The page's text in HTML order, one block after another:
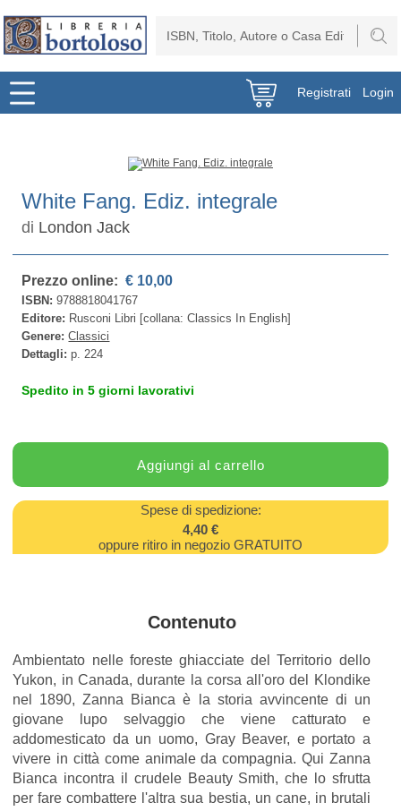
Registrati Login
White Fang. Ediz. integrale
di London Jack
Prezzo online: € 10,00
ISBN:9788818041767
Editore: Rusconi Libri [collana: Classics In English]
Genere:Classici
Dettagli:p. 224
Spedito in 5 giorni lavorativi
Spese di spedizione:
4,40 €
oppure ritiro in negozio GRATUITO
Contenuto
Ambientato nelle foreste ghiacciate del Territorio dello
Yukon, in Canada, durante la corsa all'oro del Klondike
nel 1890, Zanna Bianca è la storia avvincente di un
giovane lupo selvaggio che viene catturato e
addomesticato da un uomo, Gray Beaver, e portato a
vivere in città come animale da compagnia. Qui Zanna
Bianca incontra il crudele Beauty Smith, che lo sfrutta
per fare combattere l'altra sua bestia, un cane, in brutali